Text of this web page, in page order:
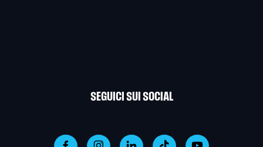
SEGUICI SUI SOCIAL